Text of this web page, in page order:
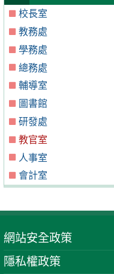
校長室
教務處
學務處
總務處
輔導室
圖書館
研發處
教官室
人事室
會計室
網站安全政策
隱私權政策